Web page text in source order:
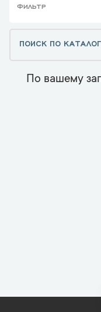
ФИЛЬТР
По вашему